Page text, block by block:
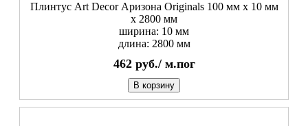
Плинтус Art Decor Аризона Originals 100 мм х 10 мм
х 2800 мм
ширина: 10 мм
длина: 2800 мм
462 руб./ м.пог
В корзину